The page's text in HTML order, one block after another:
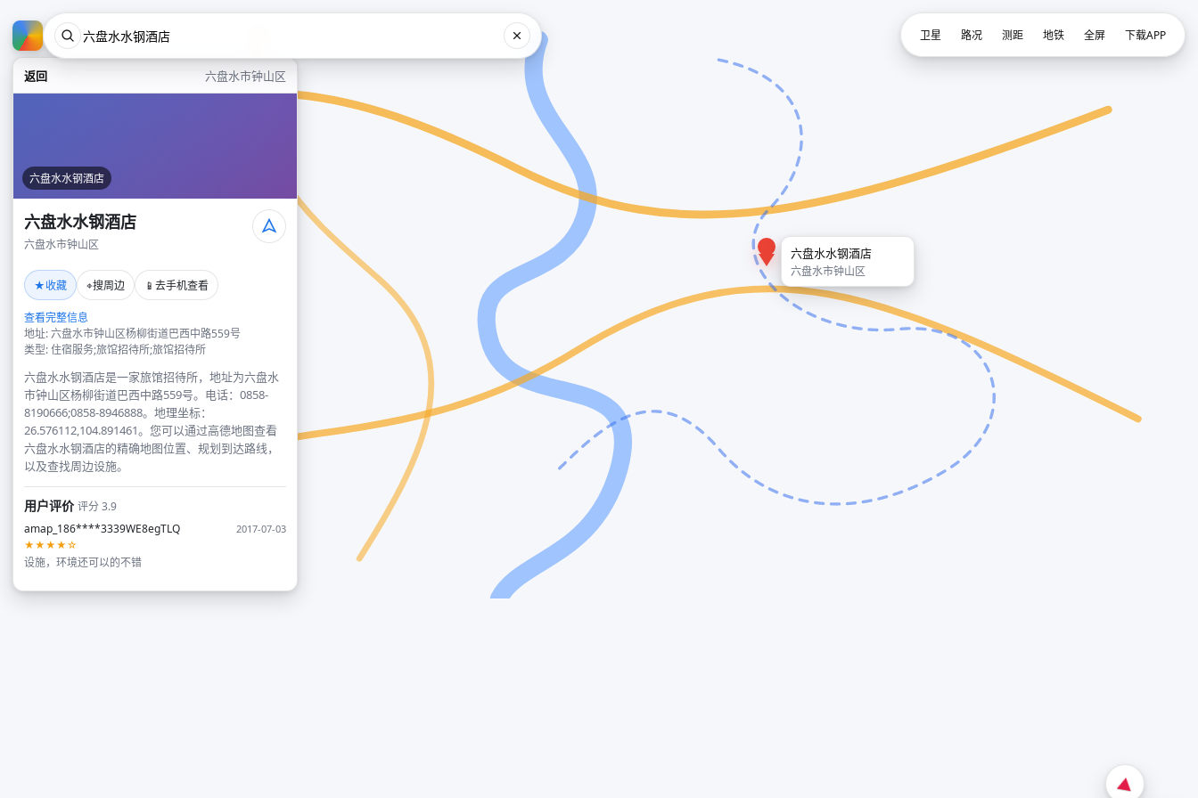
返回 六盘水市钟山区
六盘水水钢酒店
六盘水水钢酒店
六盘水市钟山区
★收藏 ⌖搜周边 📱 去手机查看
查看完整信息
地址: 六盘水市钟山区杨柳街道巴西中路559号
类型: 住宿服务;旅馆招待所;旅馆招待所
六盘水水钢酒店是一家旅馆招待所，地址为六盘水
市钟山区杨柳街道巴西中路559号。电话：0858-
8190666;0858-8946888。地理坐标：
26.576112,104.891461。您可以通过高德地图查看
六盘水水钢酒店的精确地图位置、规划到达路线，
以及查找周边设施。
用户评价评分 3.9
amap_186****3339WE8egTLQ
2017-07-03
★★★★☆
设施，环境还可以的不错
六盘水水钢酒店
六盘水市钟山区
卫星 路况 测距 地铁 全屏 下载APP